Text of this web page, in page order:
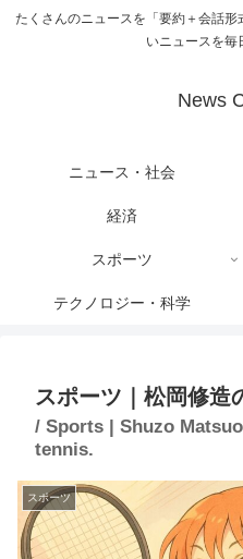
たくさんのニュースを「要約＋会話
いニュースを毎
News
ニュース・社会
経済
スポーツ
テクノロジー・科学
スポーツ｜松岡修造
/ Sports | Shuzo
tennis.
スポーツ